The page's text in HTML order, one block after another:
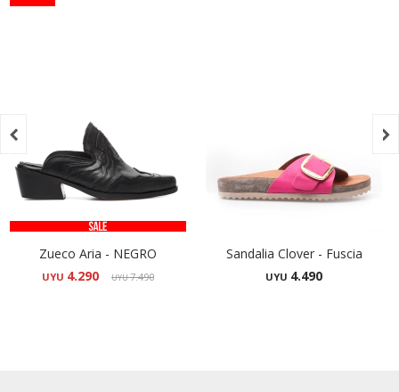
Zueco Aria - NEGRO
UYU 4.290 UYU7.490
Sandalia Clover - Fuscia
UYU 4.490
 